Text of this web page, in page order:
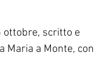
ottobre, scritto e
Maria a Monte, con